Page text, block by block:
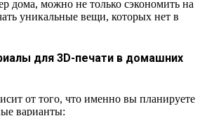
дома, можно не только сэкономить на
уникальные вещи, которых нет в
для 3D-печати в домашних
от того, что именно вы планируете
варианты: